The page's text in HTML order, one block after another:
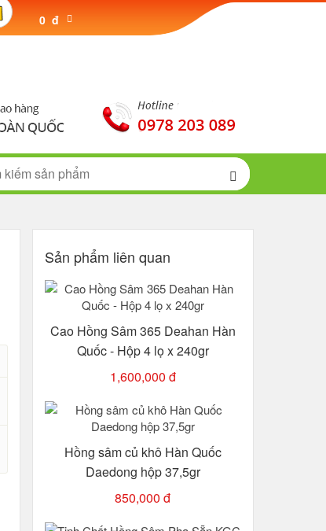
0 đ
Sản phẩm liên quan
Cao Hồng Sâm 365 Deahan Hàn
Quốc - Hộp 4 lọ x 240gr
1,600,000 đ
Hồng sâm củ khô Hàn Quốc
Daedong hộp 37,5gr
850,000 đ